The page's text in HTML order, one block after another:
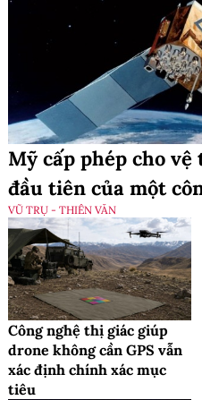
Mỹ cấp phép cho
đầu tiên của một
VŨ TRỤ - THIÊN VĂN
Công nghệ thị giác giúp
drone không cần GPS vẫn
xác định chính xác mục
tiêu